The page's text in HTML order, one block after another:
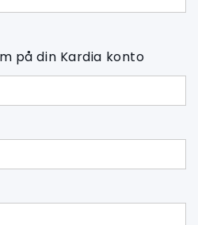
på din Kardia konto